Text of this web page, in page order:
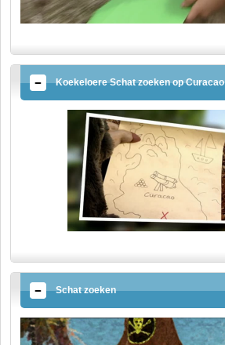
Koekeloere Schat zoeken op Curacao
Schat zoeken